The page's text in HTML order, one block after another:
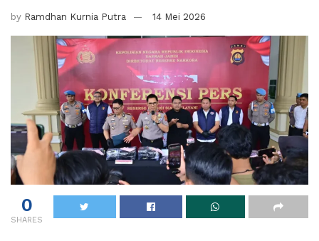
by Ramdhan Kurnia Putra 14 Mei 2026
0
SHARES